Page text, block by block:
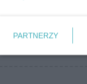
PARTNERZY